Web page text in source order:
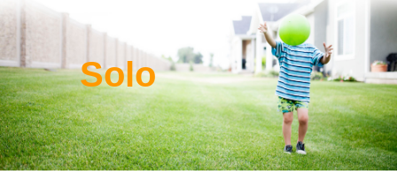
Solo